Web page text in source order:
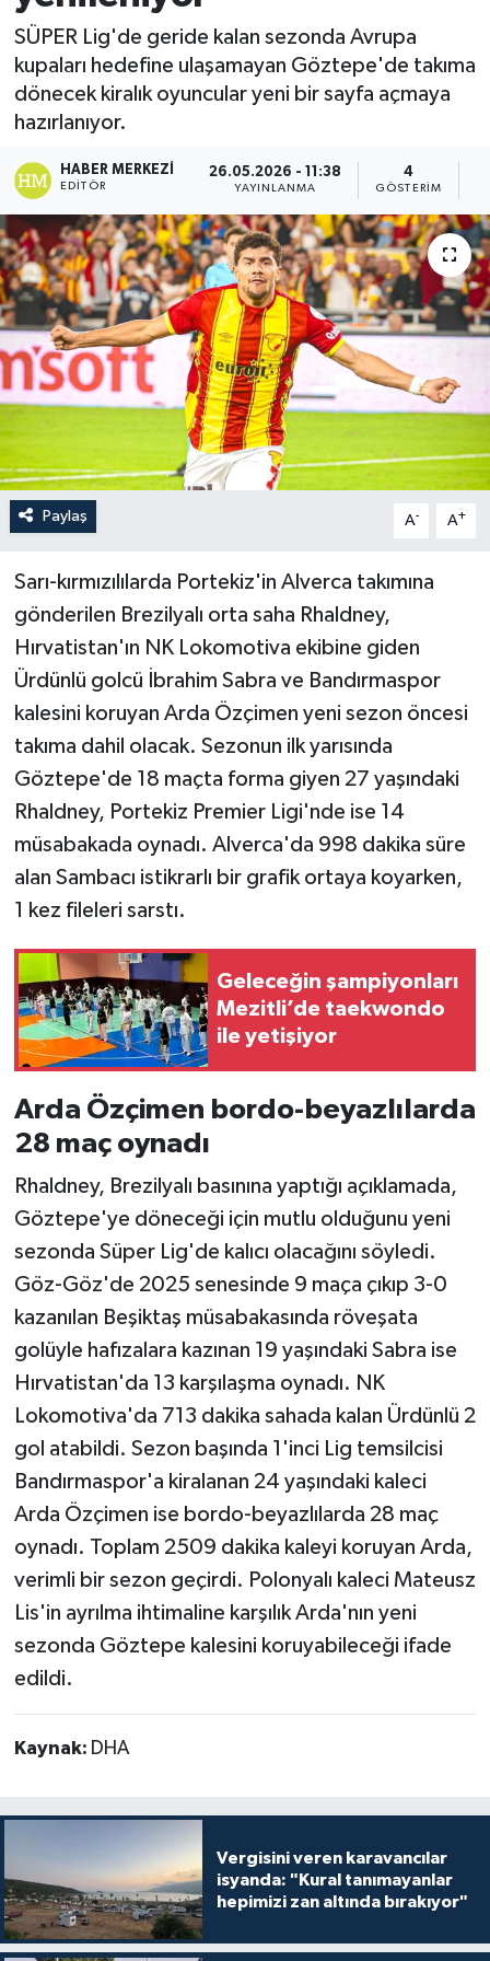
SÜPER Lig'de geride kalan sezonda Avrupa
kupaları hedefine ulaşamayan Göztepe'de takıma
dönecek kiralık oyuncular yeni bir sayfa açmaya
hazırlanıyor.
HABER MERKEZI
EDITÖR
26.05.2026 - 11:38
YAYINLANMA
4
GÖSTERIM
Paylaş A- A+
Sarı-kırmızılılarda Portekiz'in Alverca takımına
gönderilen Brezilyalı orta saha Rhaldney,
Hırvatistan'ın NK Lokomotiva ekibine giden
Ürdünlü golcü İbrahim Sabra ve Bandırmaspor
kalesini koruyan Arda Özçimen yeni sezon öncesi
takıma dahil olacak. Sezonun ilk yarısında
Göztepe'de 18 maçta forma giyen 27 yaşındaki
Rhaldney, Portekiz Premier Ligi'nde ise 14
müsabakada oynadı. Alverca'da 998 dakika süre
alan Sambacı istikrarlı bir grafik ortaya koyarken,
1 kez fileleri sarstı.
Geleceğin şampiyonları
Mezitli’de taekwondo
ile yetişiyor
Arda Özçimen bordo-beyazlılarda
28 maç oynadı
Rhaldney, Brezilyalı basınına yaptığı açıklamada,
Göztepe'ye döneceği için mutlu olduğunu yeni
sezonda Süper Lig'de kalıcı olacağını söyledi.
Göz-Göz'de 2025 senesinde 9 maça çıkıp 3-0
kazanılan Beşiktaş müsabakasında röveşata
golüyle hafızalara kazınan 19 yaşındaki Sabra ise
Hırvatistan'da 13 karşılaşma oynadı. NK
Lokomotiva'da 713 dakika sahada kalan Ürdünlü 2
gol atabildi. Sezon başında 1'inci Lig temsilcisi
Bandırmaspor'a kiralanan 24 yaşındaki kaleci
Arda Özçimen ise bordo-beyazlılarda 28 maç
oynadı. Toplam 2509 dakika kaleyi koruyan Arda,
verimli bir sezon geçirdi. Polonyalı kaleci Mateusz
Lis'in ayrılma ihtimaline karşılık Arda'nın yeni
sezonda Göztepe kalesini koruyabileceği ifade
edildi.
Kaynak: DHA
Vergisini veren karavancılar
isyanda: "Kural tanımayanlar
hepimizi zan altında bırakıyor"